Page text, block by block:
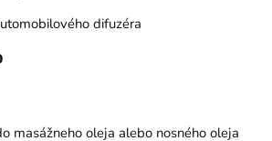
difuzéra
masážneho oleja alebo nosného oleja